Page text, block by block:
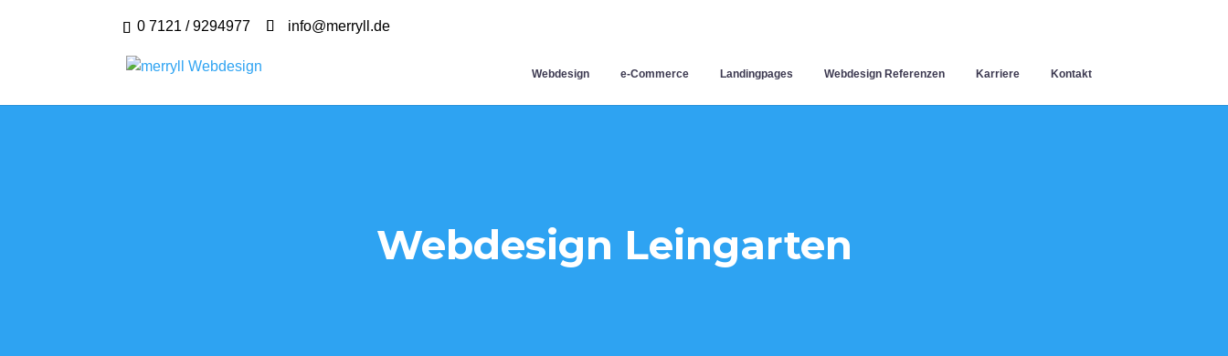
0 7121 / 9294977 info@merryll.de
Webdesign e-Commerce Landingpages Webdesign Referenzen Karriere Kontakt
Webdesign Leingarten